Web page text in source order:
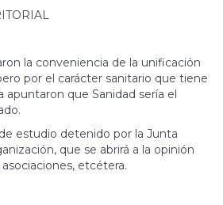
la conveniencia de la unificación
por el carácter sanitario que tiene
apuntaron que Sanidad sería el
estudio detenido por la Junta
que se abrirá a la opinión
etcétera.